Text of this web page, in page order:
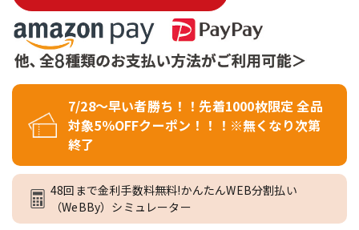
7/28～早い者勝ち！！先着1000枚限定 全品
対象5％OFFクーポン！！！※無くなり次第
終了
48回まで金利手数料無料!かんたんWEB分割払い
（WeBBy）シミュレーター